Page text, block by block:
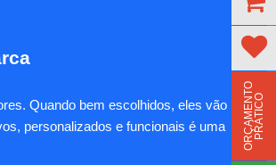
Quando bem escolhidos, eles vão
personalizados e funcionais é uma
O
R
Ç
A
M
E
N
T
O
P
R
Á
T
I
CO